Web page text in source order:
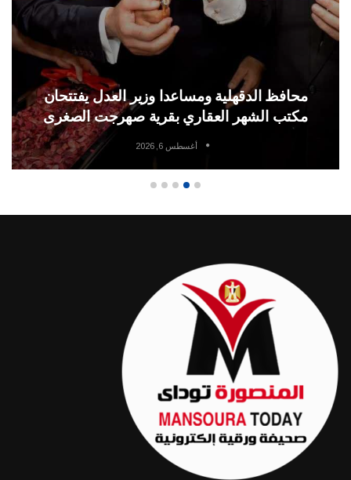
محافظ الدقهلية ومساعدا وزير العدل يفتتحان
مكتب الشهر العقاري بقرية صهرجت الصغرى
أغسطس 6, 2026